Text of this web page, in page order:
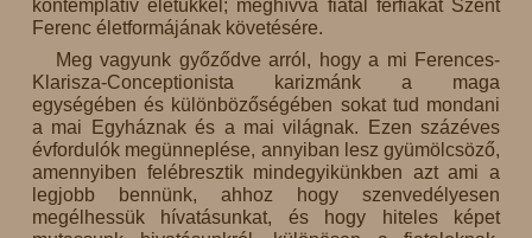
kontemplatív életükkel; meghívva fiatal férfiakat Szent
Ferenc életformájának követésére.
Meg vagyunk győződve arról, hogy a mi Ferences-
Klarisza-Conceptionista karizmánk a maga
egységében és különbözőségében sokat tud mondani
a mai Egyháznak és a mai világnak. Ezen százéves
évfordulók megünneplése, annyiban lesz gyümölcsöző,
amennyiben felébresztik mindegyikünkben azt ami a
legjobb bennünk, ahhoz hogy szenvedélyesen
megélhessük hívatásunkat, és hogy hiteles képet